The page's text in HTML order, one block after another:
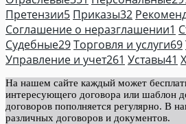
Претензии5 Приказы32
Соглашение о неразглашении1
Судебные29Торговля и услуги69
Управление и учет261 Уставы41
На нашем сайте каждый может
интересующего договора или шаблон
договоров пополняется регулярно. В
различных договоров и документов.